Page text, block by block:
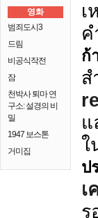
영화
범죄도시3
드림
비공식작전
잠
천박사 퇴마 연
구소: 설경의 비
밀
1947 보스톤
거미집
เ
ค
ก้
ส
แ
ใ
ป
เ
ร